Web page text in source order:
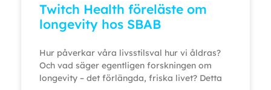
Twitch Health föreläste om
longevity hos SBAB
Hur påverkar våra livsstilsval hur vi åldras?
Och vad säger egentligen forskningen om
longevity – det förlängda, friska livet? Detta